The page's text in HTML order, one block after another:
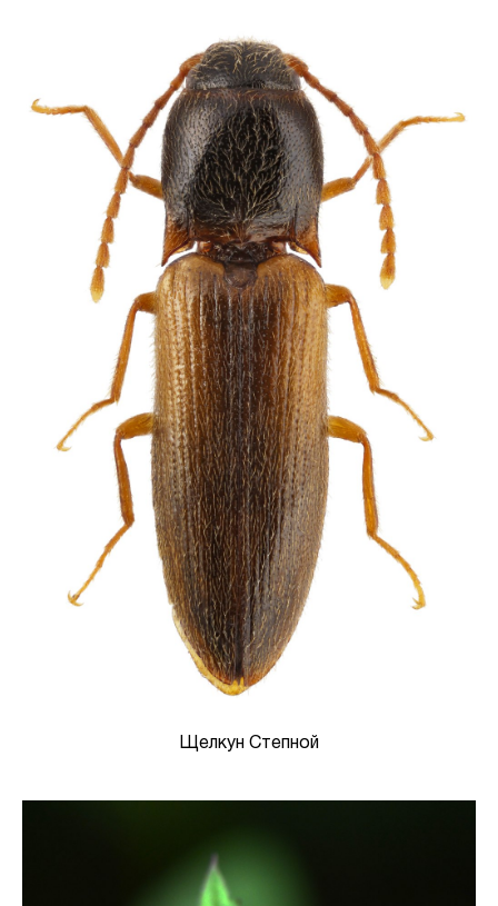
Щелкун Степной